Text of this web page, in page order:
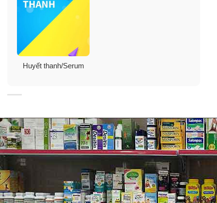
Thành phần:
biểu bì): Là một thành phần chống lão hóa có khả năng
điều chỉnh sự tăng sinh của tế bào gốc bên trong da.
Chính nhờ vậy, làn da được tái tạo và hỗ trợ phục hồi
nhanh những tổn thương do tuổi tác, môi trường,… giúp
bạn sở hữu da sáng hồng, mịn màng, tươi trẻ.
– FGF (Fibroblast Grow Factor): là yếu tố tăng trưởng
Huyết thanh/Serum